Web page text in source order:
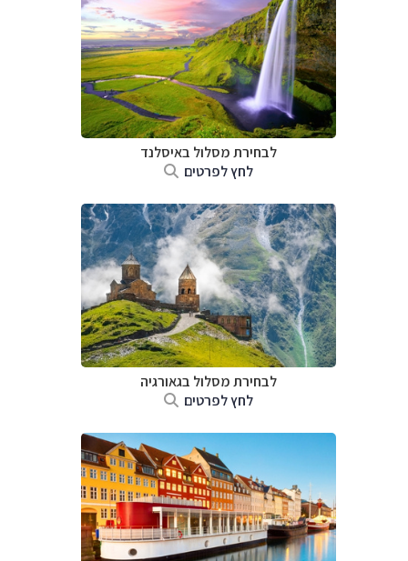
לבחירת מסלול באיסלנד
לחץ לפרטים
לבחירת מסלול בגאורגיה
לחץ לפרטים